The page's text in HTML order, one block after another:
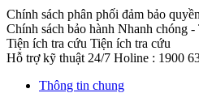
Chính sách phân phối đảm bảo
Chính sách bảo hành Nhanh chóng -
Tiện ích tra cứu Tiện ích tra cứu
Hỗ trợ kỹ thuật 24/7 Holine : 1900
Thông tin chung